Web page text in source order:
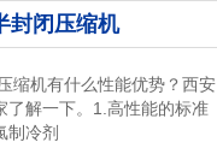
封闭压缩机
缩机有什么性能优势？西安
了解一下。1.高性能的标准
制冷剂